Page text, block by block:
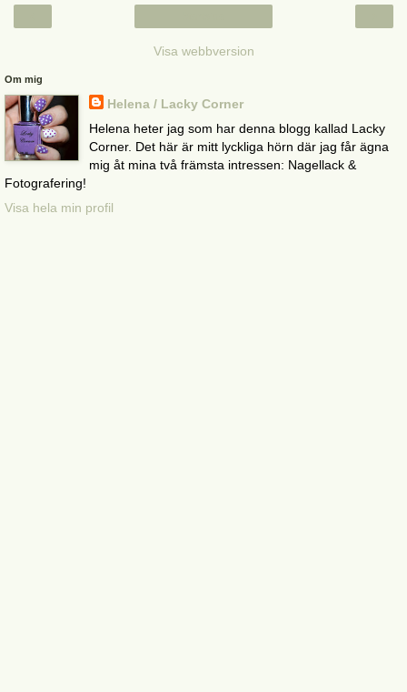
Visa webbversion
Om mig
Helena / Lacky Corner
Helena heter jag som har denna blogg kallad Lacky
Corner. Det här är mitt lyckliga hörn där jag får ägna
mig åt mina två främsta intressen: Nagellack &
Fotografering!
Visa hela min profil